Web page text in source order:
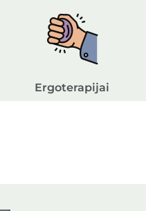
Ergoterapijai